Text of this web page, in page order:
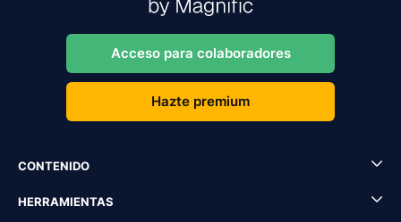
Acceso para colaboradores
Hazte premium
CONTENIDO
HERRAMIENTAS